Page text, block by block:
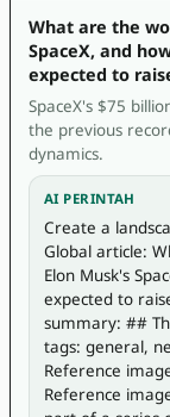
What are the
SpaceX, and
expected to
SpaceX's $75
the previous
dynamics.
AI PERINTAH
Create a
Global article:
Elon Musk's
expected to
summary: ##
tags: general,
Reference
Reference